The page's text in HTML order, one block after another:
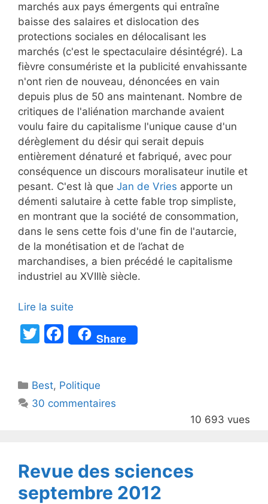
marchés aux pays émergents qui entraîne
baisse des salaires et dislocation des
protections sociales en délocalisant les
marchés (c'est le spectaculaire désintégré). La
fièvre consumériste et la publicité envahissante
n'ont rien de nouveau, dénoncées en vain
depuis plus de 50 ans maintenant. Nombre de
critiques de l'aliénation marchande avaient
voulu faire du capitalisme l'unique cause d'un
dérèglement du désir qui serait depuis
entièrement dénaturé et fabriqué, avec pour
conséquence un discours moralisateur inutile et
pesant. C'est là que Jan de Vries apporte un
démenti salutaire à cette fable trop simpliste,
en montrant que la société de consommation,
dans le sens cette fois d'une fin de l'autarcie,
de la monétisation et de l’achat de
marchandises, a bien précédé le capitalisme
industriel au XVIIIè siècle.
Lire la suite
T
er
F
a
e
b
k
Share
Catégories
Best, Politique
30 commentaires
10 693 vues
Revue des sciences
septembre 2012